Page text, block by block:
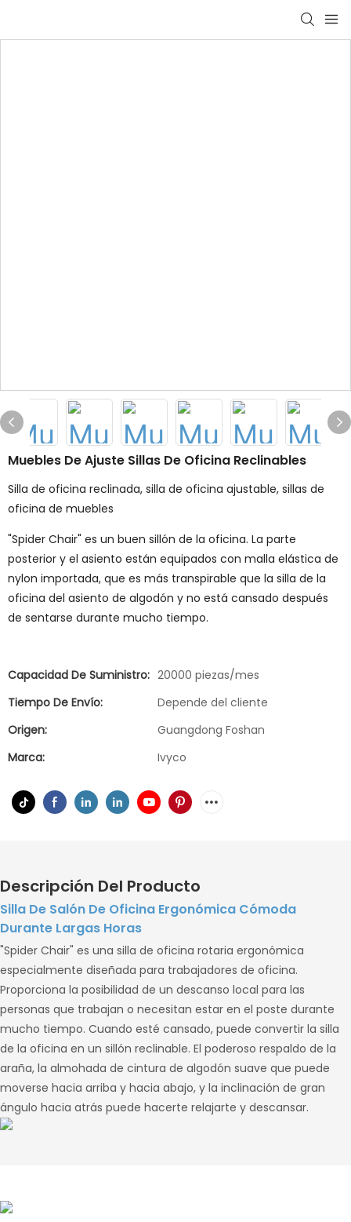
Muebles De Ajuste Sillas De Oficina Reclinables
Silla de oficina reclinada, silla de oficina ajustable, sillas de
oficina de muebles
"Spider Chair" es un buen sillón de la oficina. La parte
posterior y el asiento están equipados con malla elástica de
nylon importada, que es más transpirable que la silla de la
oficina del asiento de algodón y no está cansado después
de sentarse durante mucho tiempo.
Capacidad De Suministro: 20000 piezas/mes
Tiempo De Envío:
Depende del cliente
Origen:
Guangdong Foshan
Marca:
Ivyco
Descripción Del Producto
Silla De Salón De Oficina Ergonómica Cómoda
Durante Largas Horas
"Spider Chair" es una silla de oficina rotaria ergonómica
especialmente diseñada para trabajadores de oficina.
Proporciona la posibilidad de un descanso local para las
personas que trabajan o necesitan estar en el poste durante
mucho tiempo. Cuando esté cansado, puede convertir la silla
de la oficina en un sillón reclinable. El poderoso respaldo de la
araña, la almohada de cintura de algodón suave que puede
moverse hacia arriba y hacia abajo, y la inclinación de gran
ángulo hacia atrás puede hacerte relajarte y descansar.